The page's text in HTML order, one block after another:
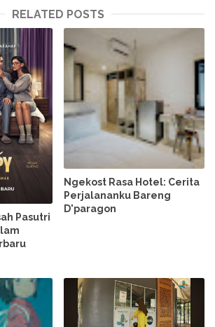
RELATED POSTS
Pasutri
Ngekost Rasa Hotel: Cerita
Perjalananku Bareng
D'paragon